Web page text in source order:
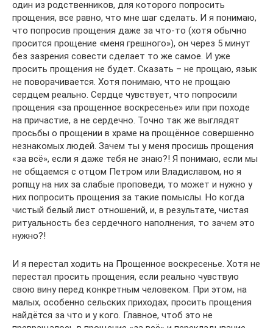
один из родственников, для которого попросить
прощения, все равно, что мне шаг сделать. И я понимаю,
что попросив прощения даже за что-то (хотя обычно
просится прощение «меня грешного»), он через 5 минут
без зазрения совести сделает то же самое. И уже
просить прощения не будет. Сказать – не прощаю, язык
не поворачивается. Хотя понимаю, что не прощаю
сердцем реально. Сердце чувствует, что попросили
прощения «за прощенное воскресенье» или при походе
на причастие, а не сердечно. Точно так же выглядят
просьбы о прощении в храме на прощённое совершенно
незнакомых людей. Зачем ты у меня просишь прощения
«за всё», если я даже тебя не знаю?! Я понимаю, если мы
не общаемся с отцом Петром или Владиславом, но я
ропщу на них за слабые проповеди, то может и нужно у
них попросить прощения за такие помыслы. Но когда
чистый белый лист отношений, и, в результате, чистая
ритуальность без сердечного наполнения, то зачем это
нужно?!
И я перестал ходить на Прощенное воскресенье. Хотя не
перестал просить прощения, если реально чувствую
свою вину перед конкретным человеком. При этом, на
малых, особенно сельских приходах, просить прощения
найдётся за что и у кого. Главное, чтоб это не